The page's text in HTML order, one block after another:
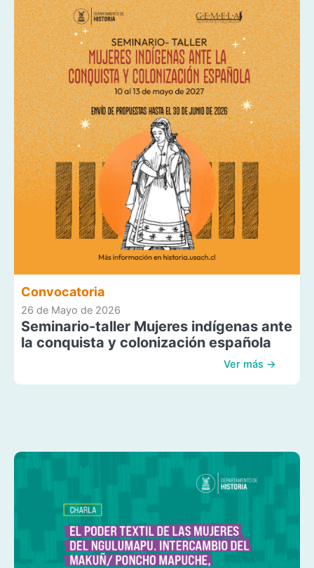
Convocatoria
26 de Mayo de 2026
Seminario-taller Mujeres indígenas ante
la conquista y colonización española
Ver más →